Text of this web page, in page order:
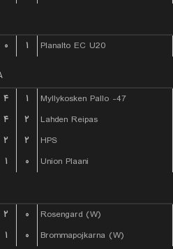
۰ ۱ Planalto EC U20
۴ ۱
Myllykosken Pallo -47
۴ ۲
Lahden Reipas
۲ ۲
HPS
۱ ۰ Union Plaani
۲ ۰
Rosengard (W)
۱ ۰ Brommapojkarna (W)